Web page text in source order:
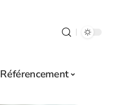
Référencement